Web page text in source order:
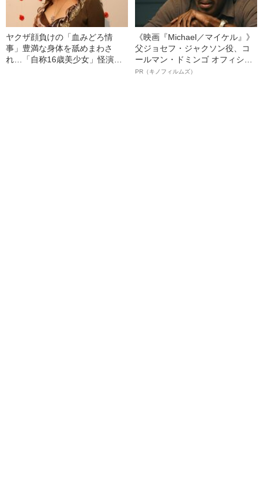
ヤクザ顔負けの「血みどろ情
事」豊満な身体を舐めまわさ
れ…「自称16歳美少女」怪演
《映画『Michael／マイケル』》
父ジョセフ・ジャクソン役、コ
ールマン・ドミンゴ オフィシャ
ルインタビュー“観客を魅了した
PR（キノフィルムズ）